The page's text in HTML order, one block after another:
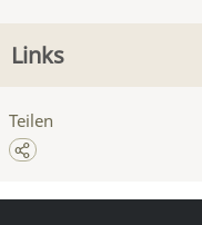
Links
Teilen